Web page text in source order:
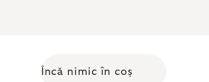
Coş de cumpărături
Încă nimic în coș